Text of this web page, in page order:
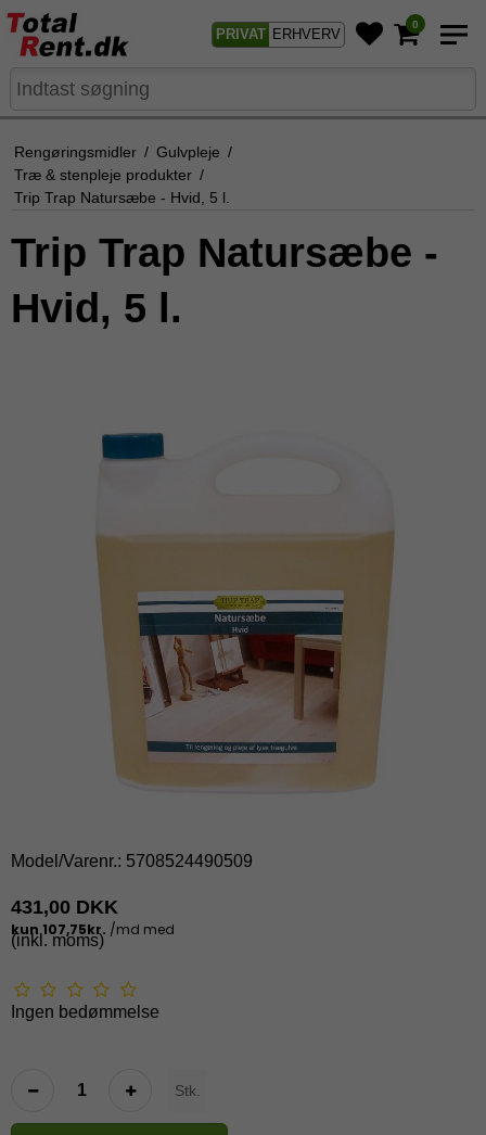
PRIVAT ERHVERV
0
Rengøringsmidler / Gulvpleje /
Træ & stenpleje produkter /
Trip Trap Natursæbe - Hvid, 5 l.
Trip Trap Natursæbe -
Hvid, 5 l.
Model/Varenr.: 5708524490509
431,00 DKK
(inkl. moms)
Ingen bedømmelse
Stk.